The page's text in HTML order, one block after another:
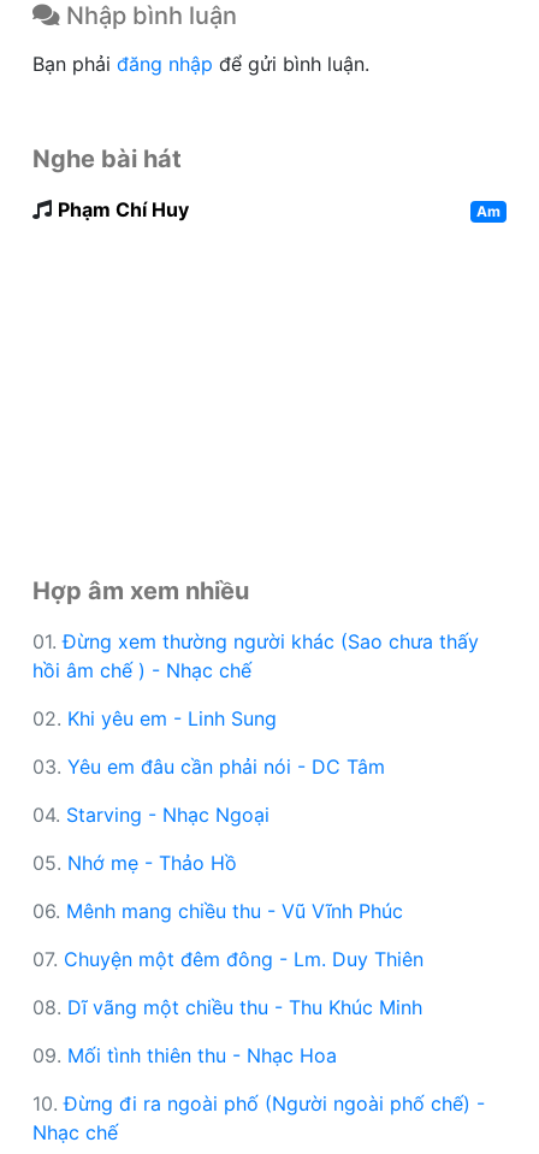
Nhập bình luận
Bạn phải đăng nhập để gửi bình luận.
Nghe bài hát
Phạm Chí Huy Am
Hợp âm xem nhiều
01.Đừng xem thường người khác (Sao chưa thấy
hồi âm chế ) - Nhạc chế
02. Khi yêu em - Linh Sung
03. Yêu em đâu cần phải nói - DC Tâm
04. Starving - Nhạc Ngoại
05. Nhớ mẹ - Thảo Hồ
06. Mênh mang chiều thu - Vũ Vĩnh Phúc
07. Chuyện một đêm đông - Lm. Duy Thiên
08. Dĩ vãng một chiều thu - Thu Khúc Minh
09. Mối tình thiên thu - Nhạc Hoa
10.Đừng đi ra ngoài phố (Người ngoài phố chế) -
Nhạc chế